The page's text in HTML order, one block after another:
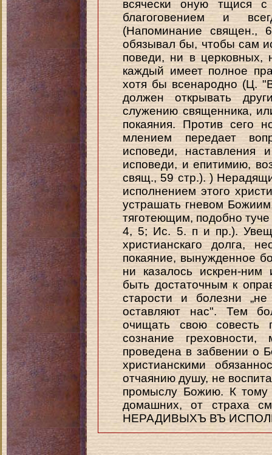
всячески оную тщися с
благоговением и
(Напоминание священ.,
обязывал бы, чтобы сам
поведи, ни в церковных,
каждый имеет полное
хотя бы всенародно (Ц.
должен открывать
служению священника,
покаяния. Против сего
млением передает
исповеди,
исповеди, и епитимию,
свящ., 59 стр.). )
исполнением этого
устрашать гневом
тяготеющим, подобно
4, 5; Ис. 5. п и пр.).
христианскаго долга,
покаяние, вынужденное
ни казалось искрен-
быть достаточным к
старости и болезни
оставляют нас". Тем
очищать свою совесть
сознание
проведена в забвении о
христианскими
отчаянию душу, не
промыслу Божию. К тому
домашних, от страха
НЕРАДИВЫХЪ ВЪ